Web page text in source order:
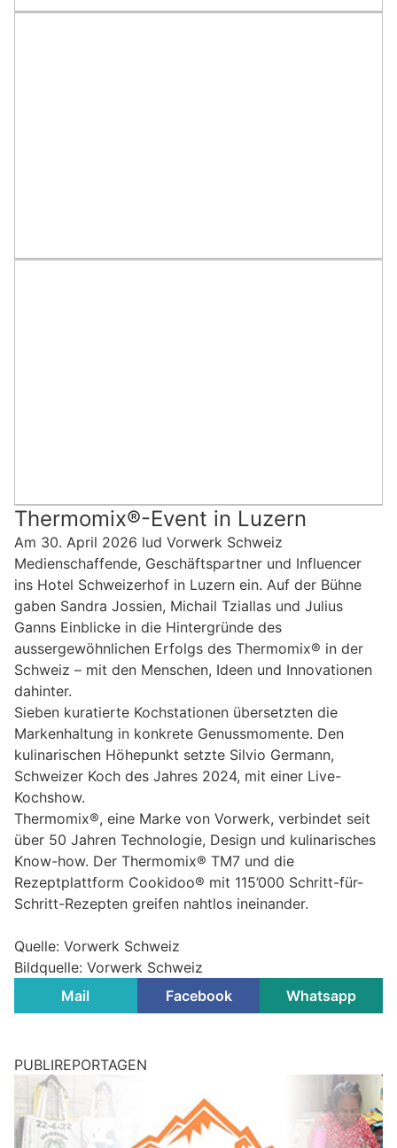
Thermomix®-Event in Luzern
Am 30. April 2026 lud Vorwerk Schweiz
Medienschaffende, Geschäftspartner und Influencer
ins Hotel Schweizerhof in Luzern ein. Auf der Bühne
gaben Sandra Jossien, Michail Tziallas und Julius
Ganns Einblicke in die Hintergründe des
aussergewöhnlichen Erfolgs des Thermomix® in der
Schweiz – mit den Menschen, Ideen und Innovationen
dahinter.
Sieben kuratierte Kochstationen übersetzten die
Markenhaltung in konkrete Genussmomente. Den
kulinarischen Höhepunkt setzte Silvio Germann,
Schweizer Koch des Jahres 2024, mit einer Live-
Kochshow.
Thermomix®, eine Marke von Vorwerk, verbindet seit
über 50 Jahren Technologie, Design und kulinarisches
Know-how. Der Thermomix® TM7 und die
Rezeptplattform Cookidoo® mit 115’000 Schritt-für-
Schritt-Rezepten greifen nahtlos ineinander.
Quelle: Vorwerk Schweiz
Bildquelle: Vorwerk Schweiz
Mail
Facebook Whatsapp
PUBLIREPORTAGEN